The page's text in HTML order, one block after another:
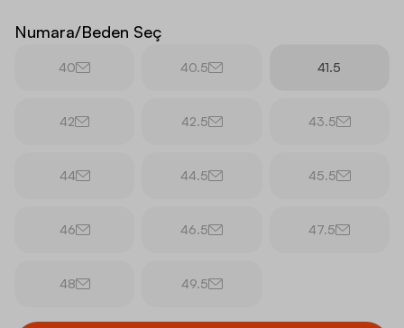
Numara/Beden Seç
40 40.5 41.5
42 42.5 43.5
44 44.5 45.5
46 46.5 47.5
48 49.5